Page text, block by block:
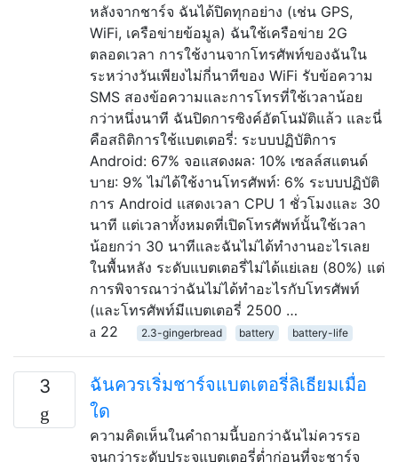
หลังจากชาร์จ ฉันได้ปิดทุกอย่าง (เช่น GPS,
WiFi, เครือข่ายข้อมูล) ฉันใช้เครือข่าย 2G
ตลอดเวลา การใช้งานจากโทรศัพท์ของฉันใน
ระหว่างวันเพียงไม่กี่นาทีของ WiFi รับข้อความ
SMS สองข้อความและการโทรที่ใช้เวลาน้อย
กว่าหนึ่งนาที ฉันปิดการซิงค์อัตโนมัติแล้ว และนี่
คือสถิติการใช้แบตเตอรี่: ระบบปฏิบัติการ
Android: 67% จอแสดงผล: 10% เซลล์สแตนด์
บาย: 9% ไม่ได้ใช้งานโทรศัพท์: 6% ระบบปฏิบัติ
การ Android แสดงเวลา CPU 1 ชั่วโมงและ 30
นาที แต่เวลาทั้งหมดที่เปิดโทรศัพท์นั้นใช้เวลา
น้อยกว่า 30 นาทีและฉันไม่ได้ทำงานอะไรเลย
ในพื้นหลัง ระดับแบตเตอรี่ไม่ได้แย่เลย (80%) แต่
การพิจารณาว่าฉันไม่ได้ทำอะไรกับโทรศัพท์
(และโทรศัพท์มีแบตเตอรี่ 2500 …
22
2.3-gingerbread battery battery-life
3
ฉันควรเริ่มชาร์จแบตเตอรี่ลิเธียมเมื่อ
ใด
ความคิดเห็นในคำถามนี้บอกว่าฉันไม่ควรรอ
จนกว่าระดับประจุแบตเตอรี่ต่ำก่อนที่จะชาร์จ